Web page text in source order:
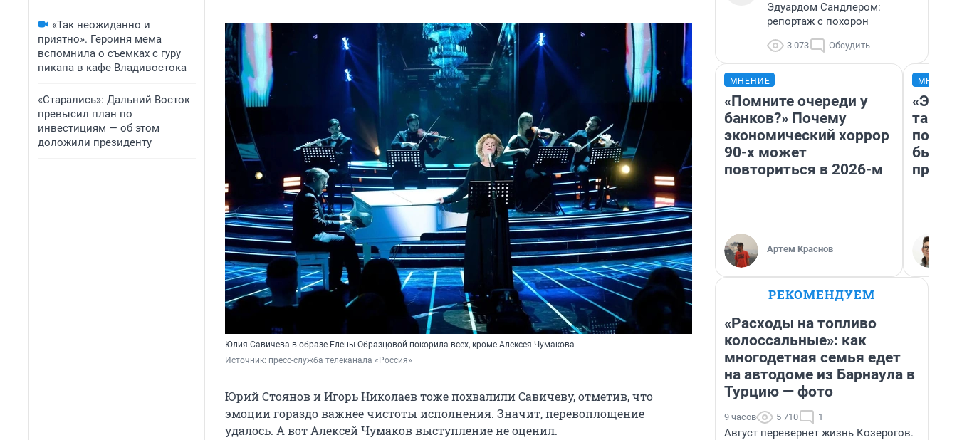
«Так неожиданно и
приятно». Героиня мема
вспомнила о съемках с гуру
пикапа в кафе Владивостока
«Старались»: Дальний Восток
превысил план по
инвестициям — об этом
доложили президенту
Юлия Савичева в образе Елены Образцовой покорила всех, кроме Алексея Чумакова
Источник: пресс-служба телеканала «Россия»
Юрий Стоянов и Игорь Николаев тоже похвалили Савичеву, отметив, что
эмоции гораздо важнее чистоты исполнения. Значит, перевоплощение
удалось. А вот Алексей Чумаков выступление не оценил.
Эдуардом Сандлером:
репортаж с похорон
3 073 Обсудить
МНЕНИЕ
«Помните очереди у
банков?» Почему
экономический хоррор
90-х может
повториться в 2026-м
Артем Краснов
«Это
так
был
РЕКОМЕНДУЕМ
«Расходы на топливо
колоссальные»: как
многодетная семья едет
на автодоме из Барнаула в
Турцию — фото
9 часов 5 710 1
Август перевернет жизнь Козерогов.